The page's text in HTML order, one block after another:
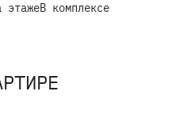
этажеВ комплексе